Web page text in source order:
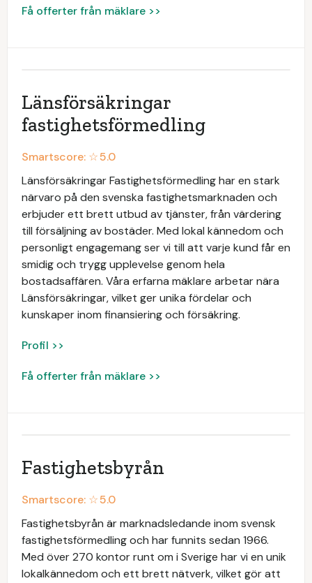
Få offerter från mäklare >>
Länsförsäkringar
fastighetsförmedling
Smartscore: ☆5.0
Länsförsäkringar Fastighetsförmedling har en stark
närvaro på den svenska fastighetsmarknaden och
erbjuder ett brett utbud av tjänster, från värdering
till försäljning av bostäder. Med lokal kännedom och
personligt engagemang ser vi till att varje kund får en
smidig och trygg upplevelse genom hela
bostadsaffären. Våra erfarna mäklare arbetar nära
Länsförsäkringar, vilket ger unika fördelar och
kunskaper inom finansiering och försäkring.
Profil >>
Få offerter från mäklare >>
Fastighetsbyrån
Smartscore: ☆5.0
Fastighetsbyrån är marknadsledande inom svensk
fastighetsförmedling och har funnits sedan 1966.
Med över 270 kontor runt om i Sverige har vi en unik
lokalkännedom och ett brett nätverk, vilket gör att